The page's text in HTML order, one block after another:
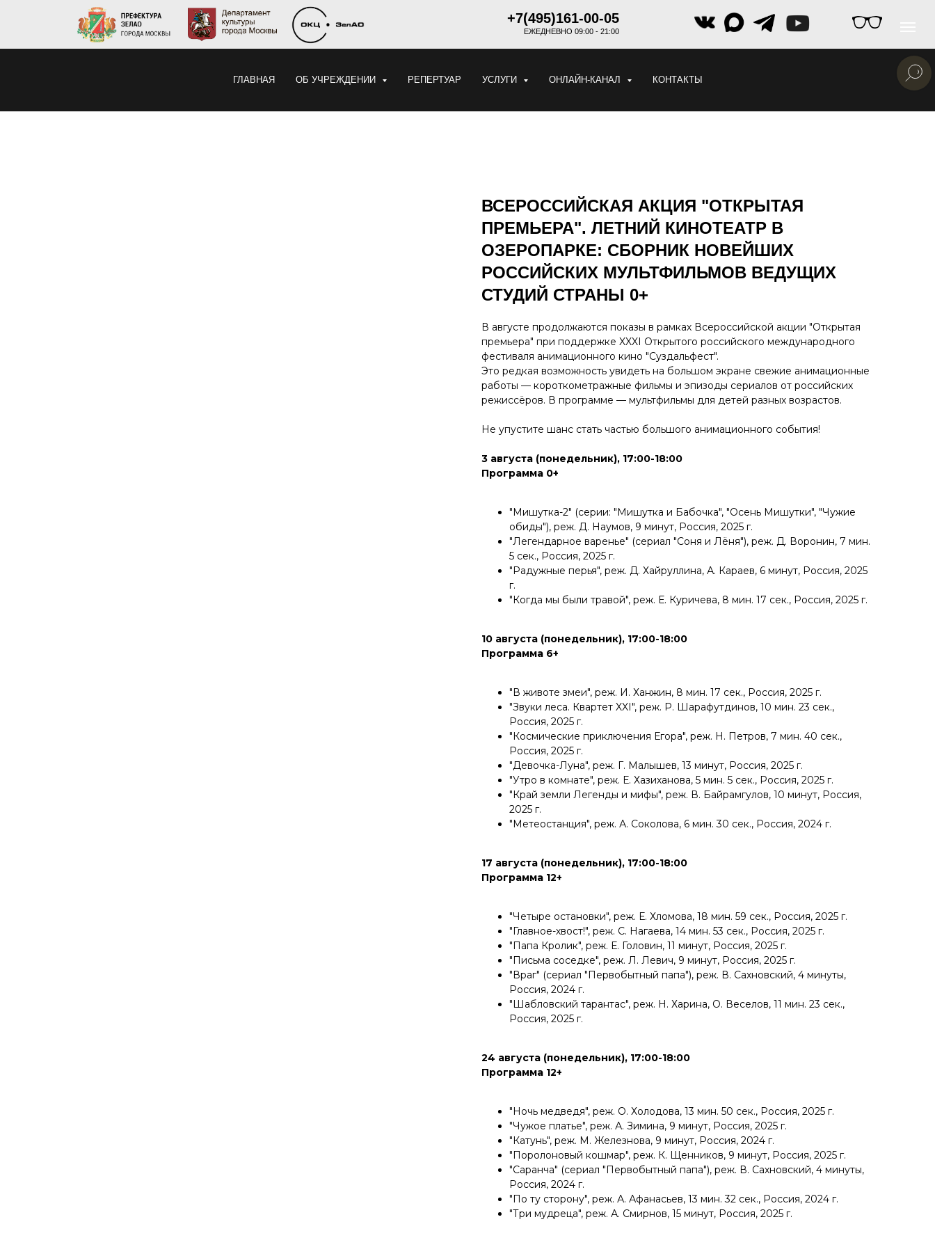
+7(495)161-00-05
ЕЖЕДНЕВНО 09:00 - 21:00
ГЛАВНАЯ ОБ УЧРЕЖДЕНИИ РЕПЕРТУАР УСЛУГИ ОНЛАЙН-КАНАЛ КОНТАКТЫ
ВСЕРОССИЙСКАЯ АКЦИЯ "ОТКРЫТАЯ
ПРЕМЬЕРА". ЛЕТНИЙ КИНОТЕАТР В
ОЗЕРОПАРКЕ: СБОРНИК НОВЕЙШИХ
РОССИЙСКИХ МУЛЬТФИЛЬМОВ ВЕДУЩИХ
СТУДИЙ СТРАНЫ 0+
В августе продолжаются показы в рамках Всероссийской акции "Открытая
премьера" при поддержке XXXI Открытого российского международного
фестиваля анимационного кино "Суздальфест".
Это редкая возможность увидеть на большом экране свежие анимационные
работы — короткометражные фильмы и эпизоды сериалов от российских
режиссёров. В программе — мультфильмы для детей разных возрастов.
Не упустите шанс стать частью большого анимационного события!
3 августа (понедельник), 17:00-18:00
Программа 0+
"Мишутка-2" (серии: "Мишутка и Бабочка", "Осень Мишутки", "Чужие
обиды"), реж. Д. Наумов, 9 минут, Россия, 2025 г.
"Легендарное варенье" (сериал "Соня и Лёня"), реж. Д. Воронин, 7 мин.
5 сек., Россия, 2025 г.
"Радужные перья", реж. Д. Хайруллина, А. Караев, 6 минут, Россия, 2025
г.
"Когда мы были травой", реж. Е. Куричева, 8 мин. 17 сек., Россия, 2025 г.
10 августа (понедельник), 17:00-18:00
Программа 6+
"В животе змеи", реж. И. Ханжин, 8 мин. 17 сек., Россия, 2025 г.
"Звуки леса. Квартет XXI", реж. Р. Шарафутдинов, 10 мин. 23 сек.,
Россия, 2025 г.
"Космические приключения Егора", реж. Н. Петров, 7 мин. 40 сек.,
Россия, 2025 г.
"Девочка-Луна", реж. Г. Малышев, 13 минут, Россия, 2025 г.
"Утро в комнате", реж. Е. Хазиханова, 5 мин. 5 сек., Россия, 2025 г.
"Край земли Легенды и мифы", реж. В. Байрамгулов, 10 минут, Россия,
2025 г.
"Метеостанция", реж. А. Соколова, 6 мин. 30 сек., Россия, 2024 г.
17 августа (понедельник), 17:00-18:00
Программа 12+
"Четыре остановки", реж. Е. Хломова, 18 мин. 59 сек., Россия, 2025 г.
"Главное-хвост!", реж. С. Нагаева, 14 мин. 53 сек., Россия, 2025 г.
"Папа Кролик", реж. Е. Головин, 11 минут, Россия, 2025 г.
"Письма соседке", реж. Л. Левич, 9 минут, Россия, 2025 г.
"Враг" (сериал "Первобытный папа"), реж. В. Сахновский, 4 минуты,
Россия, 2024 г.
"Шабловский тарантас", реж. Н. Харина, О. Веселов, 11 мин. 23 сек.,
Россия, 2025 г.
24 августа (понедельник), 17:00-18:00
Программа 12+
"Ночь медведя", реж. О. Холодова, 13 мин. 50 сек., Россия, 2025 г.
"Чужое платье", реж. А. Зимина, 9 минут, Россия, 2025 г.
"Катунь", реж. М. Железнова, 9 минут, Россия, 2024 г.
"Поролоновый кошмар", реж. К. Щенников, 9 минут, Россия, 2025 г.
"Саранча" (сериал "Первобытный папа"), реж. В. Сахновский, 4 минуты,
Россия, 2024 г.
"По ту сторону", реж. А. Афанасьев, 13 мин. 32 сек., Россия, 2024 г.
"Три мудреца", реж. А. Смирнов, 15 минут, Россия, 2025 г.